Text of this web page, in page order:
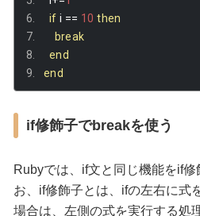
if i == 10 then
break
end
end
if修飾子でbreakを使う
Rubyでは、if文と同じ機能をif
お、if修飾子とは、ifの左右に式
場合は、左側の式を実行する処